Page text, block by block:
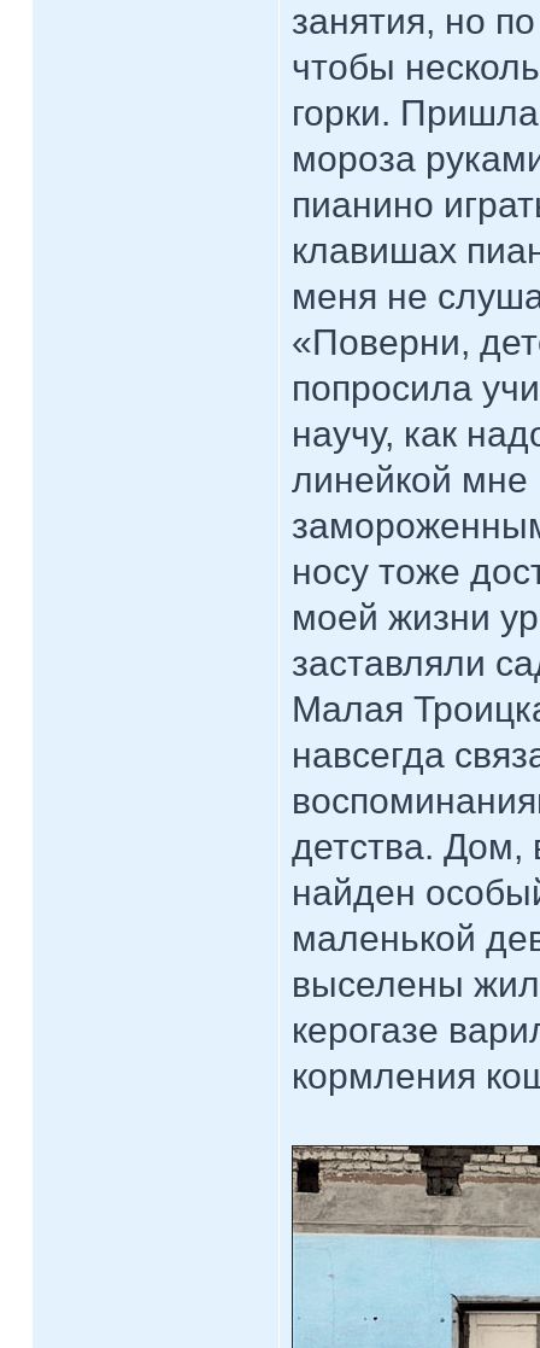
занятия, но
чтобы
горки.
мороза
пианино
клавишах
меня не
«Поверни,
попросила
научу, как
линейкой мне
носу тоже
моей жизни
заставляли
Малая
навсегда
детства. Дом,
найден
маленькой
выселены
керогазе
кормления